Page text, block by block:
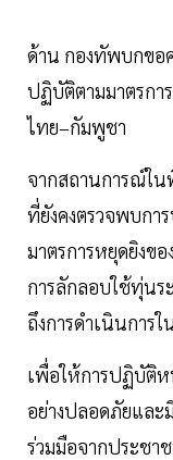
ด้าน กองทัพบกขอ
ปฏิบัติตามมาตรก
ไทย–กัมพูชา
จากสถานการณ์ใ
ที่ยังคงตรวจพบกา
มาตรการหยุดยิงข
การลักลอบใช้ทุ่นร
ถึงการดำเนินการ
เพื่อให้การปฏิบัติ
อย่างปลอดภัยแล
ร่วมมือจากประช